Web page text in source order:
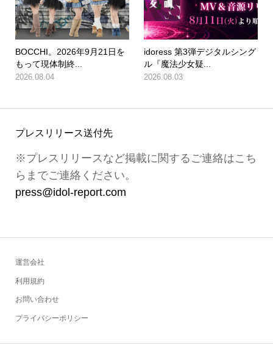
BOCCHI。2026年9月21日を
もって現体制終...
2026.08.04
idoress 第3弾デジタルシング
ル『魔法少女疑...
2026.08.03
プレスリリース送付先
※プレスリリースなど掲載に関するご連絡はこち
らまでご連絡ください。
press@idol-report.com
運営会社
利用規約
お問い合わせ
プライバシーポリシー